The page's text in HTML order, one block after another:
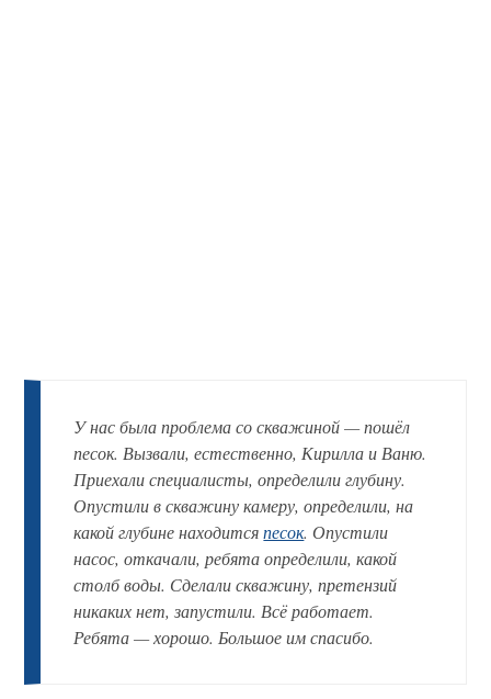
У нас была проблема со скважиной — пошёл
песок. Вызвали, естественно, Кирилла и Ваню.
Приехали специалисты, определили глубину.
Опустили в скважину камеру, определили, на
какой глубине находитсяпесок. Опустили
насос, откачали, ребята определили, какой
столб воды. Сделали скважину, претензий
никаких нет, запустили. Всё работает.
Ребята — хорошо. Большое им спасибо.